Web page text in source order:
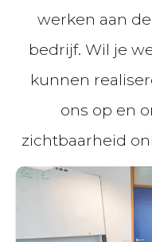
werken aan
bedrijf. Wil je
kunnen
ons op en
zichtbaarheid